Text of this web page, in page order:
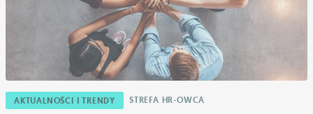
AKTUALNOŚCI I TRENDY STREFA HR-OWCA